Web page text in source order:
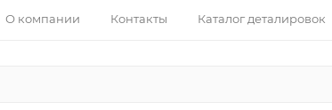
О компании Контакты Каталог деталировок